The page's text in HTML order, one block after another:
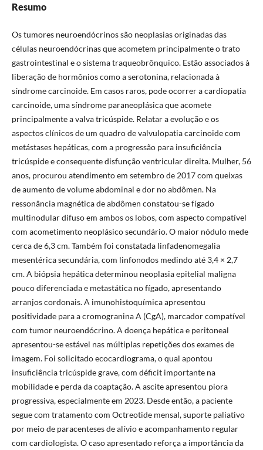
Resumo
Os tumores neuroendócrinos são neoplasias originadas das
células neuroendócrinas que acometem principalmente o trato
gastrointestinal e o sistema traqueobrônquico. Estão associados à
liberação de hormônios como a serotonina, relacionada à
síndrome carcinoide. Em casos raros, pode ocorrer a cardiopatia
carcinoide, uma síndrome paraneoplásica que acomete
principalmente a valva tricúspide. Relatar a evolução e os
aspectos clínicos de um quadro de valvulopatia carcinoide com
metástases hepáticas, com a progressão para insuficiência
tricúspide e consequente disfunção ventricular direita. Mulher, 56
anos, procurou atendimento em setembro de 2017 com queixas
de aumento de volume abdominal e dor no abdômen. Na
ressonância magnética de abdômen constatou-se fígado
multinodular difuso em ambos os lobos, com aspecto compatível
com acometimento neoplásico secundário. O maior nódulo mede
cerca de 6,3 cm. Também foi constatada linfadenomegalia
mesentérica secundária, com linfonodos medindo até 3,4 × 2,7
cm. A biópsia hepática determinou neoplasia epitelial maligna
pouco diferenciada e metastática no fígado, apresentando
arranjos cordonais. A imunohistoquímica apresentou
positividade para a cromogranina A (CgA), marcador compatível
com tumor neuroendócrino. A doença hepática e peritoneal
apresentou-se estável nas múltiplas repetições dos exames de
imagem. Foi solicitado ecocardiograma, o qual apontou
insuficiência tricúspide grave, com déficit importante na
mobilidade e perda da coaptação. A ascite apresentou piora
progressiva, especialmente em 2023. Desde então, a paciente
segue com tratamento com Octreotide mensal, suporte paliativo
por meio de paracenteses de alívio e acompanhamento regular
com cardiologista. O caso apresentado reforça a importância da